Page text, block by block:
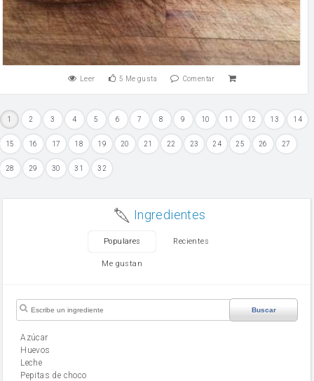
Leer 5 Me gusta Comentar
1 2 3 4 5 6 7 8 9 10 11 12 13 14
15 16 17 18 19 20 21 22 23 24 25 26 27
28 29 30 31 32
Ingredientes
Populares Recientes
Me gustan
Buscar
Azúcar
huevos
leche
Pepitas de choco